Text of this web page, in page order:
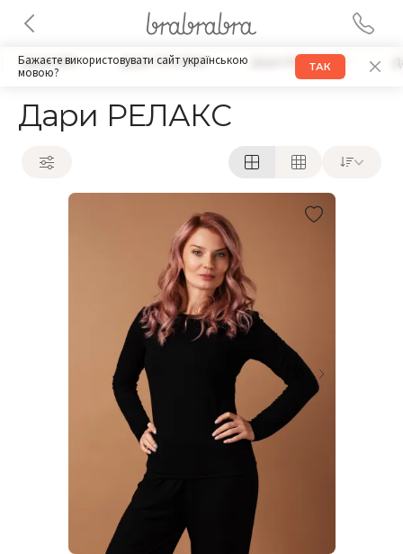
Бажаєте використовувати сайт українською
мовою?
ТАК
Дари БРА Дари ТРУСИКИ Дари КОМПЛЕКТ
Дари РЕЛАКС